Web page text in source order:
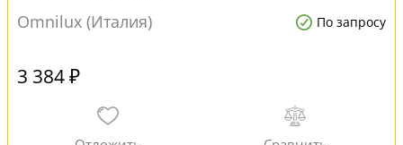
Omnilux (Италия)
По запросу
3 384 ₽